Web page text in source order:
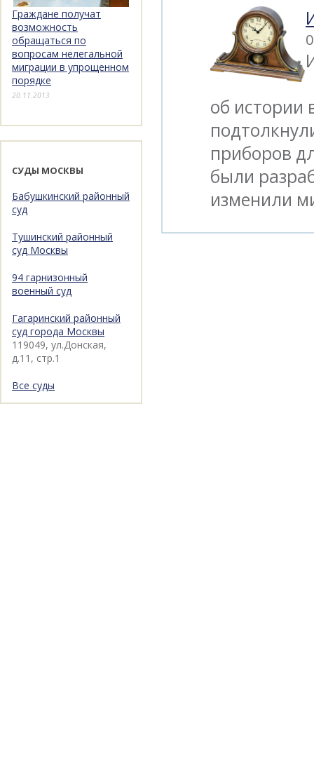
об истории
приборов
были
изменили
Граждане получат
возможность
обращаться по
вопросам нелегальной
миграции в упрощенном
порядке
20.11.2013
СУДЫ МОСКВЫ
Бабушкинский районный
суд
Тушинский районный
суд Москвы
94 гарнизонный
военный суд
Гагаринский районный
суд города Москвы
119049, ул.Донская,
д.11, стр.1
Все суды